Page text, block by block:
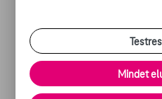
vasárnap a döntőben
Franciaország és Belgium
este, Szentpéterváron, ott
Belgium 1-0.
Mindet